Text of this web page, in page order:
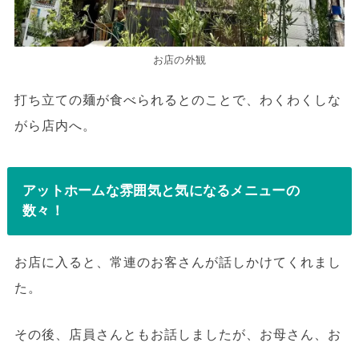
お店の外観
打ち立ての麺が食べられるとのことで、わくわくしな
がら店内へ。
アットホームな雰囲気と気になるメニューの
数々！
お店に入ると、常連のお客さんが話しかけてくれまし
た。
その後、店員さんともお話しましたが、お母さん、お